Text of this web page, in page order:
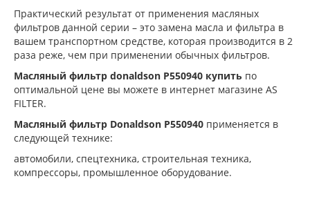
Практический результат от применения масляных
фильтров данной серии – это замена масла и фильтра в
вашем транспортном средстве, которая производится в 2
раза реже, чем при применении обычных фильтров.
Масляный фильтр donaldson P550940 купить по
оптимальной цене вы можете в интернет магазине AS
FILTER.
Масляный фильтр Donaldson P550940 применяется в
следующей технике:
автомобили, cпецтехника, cтроительная техника,
компрессоры, промышленное оборудование.